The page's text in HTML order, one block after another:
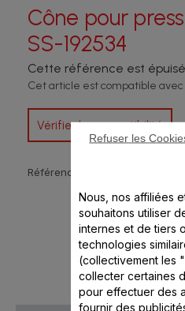
Cône pour
SS-192534
Cette référence est
Cet article est compatible avec
Vérifier la compatibilité
Référence :
Nous, nos affiliées
souhaitons utiliser
internes et de tiers
technologies
(collectivement les
collecter certaines
pour effectuer des
fournir des
Refuser les